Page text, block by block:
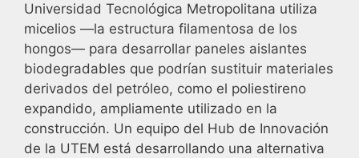
Universidad Tecnológica Metropolitana utiliza
micelios —la estructura filamentosa de los
hongos— para desarrollar paneles aislantes
biodegradables que podrían sustituir materiales
derivados del petróleo, como el poliestireno
expandido, ampliamente utilizado en la
construcción. Un equipo del Hub de Innovación
de la UTEM está desarrollando una alternativa